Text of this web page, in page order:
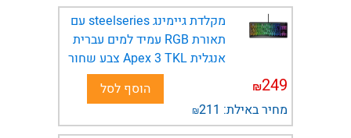
מקלדת גיימינג steelseries עם
תאורת RGB עמיד למים עברית
אנגלית Apex 3 TKL צבע שחור
249
₪
מחיר באילת: 211
₪
הוסף לסל